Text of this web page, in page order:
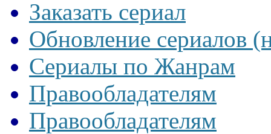
Заказать сериал
Обновление сериалов
Сериалы по Жанрам
Правообладателям
Правообладателям